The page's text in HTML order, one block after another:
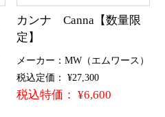
カンナ Canna【数量限
定】
メーカー：MW（エムワース）
税込定価： ¥27,300
税込特価： ¥6,600